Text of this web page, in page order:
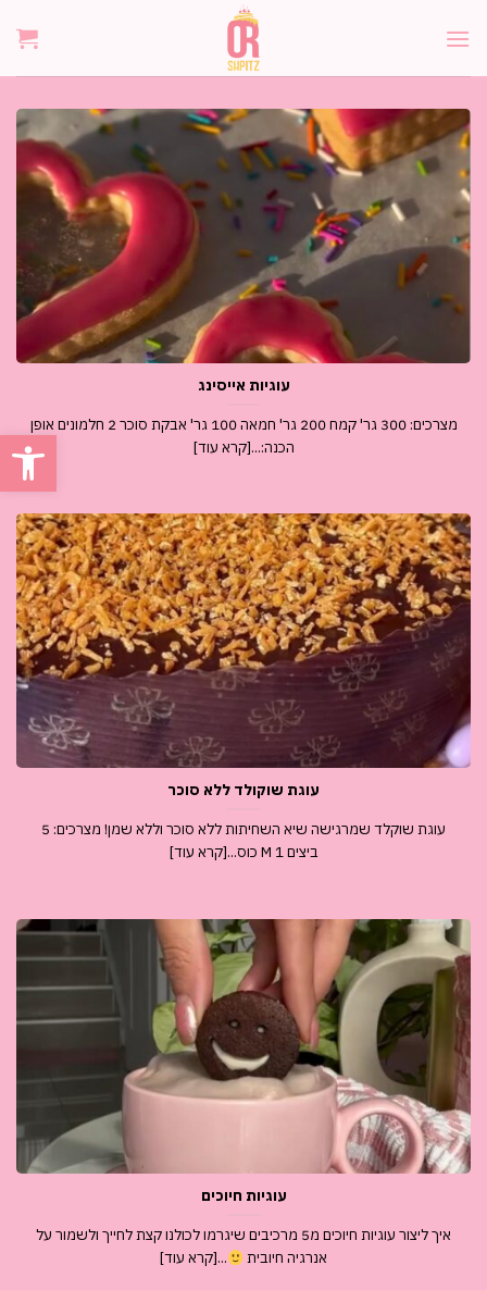
פתח
עוגיות אייסינג
מצרכים: 300 גר' קמח 200 גר' חמאה 100 גר' אבקת סוכר 2 חלמונים אופן
הכנה:...[קרא עוד]
עוגת שוקולד ללא סוכר
עוגת שוקלד שמרגישה שיא השחיתות ללא סוכר וללא שמן! מצרכים: 5
ביצים M 1 כוס...[קרא עוד]
עוגיות חיוכים
איך ליצור עוגיות חיוכים מ5 מרכיבים שיגרמו לכולנו קצת לחייך ולשמור על
אנרגיה חיובית
...[קרא עוד]